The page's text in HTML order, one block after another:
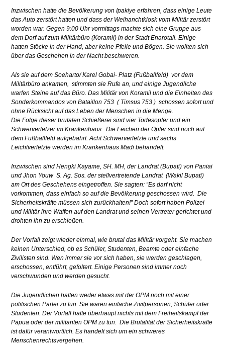
Inzwischen hatte die Bevölkerung von Ipakiye erfahren, dass einige Leute
das Auto zerstört hatten und dass der Weihanchtkiosk vom Militär zerstört
worden war. Gegen 9:00 Uhr vormittags machte sich eine Gruppe aus
dem Dorf auf zum Militärbüro (Koramil) in der Stadt Enarotali. Einige
hatten Stöcke in der Hand, aber keine Pfeile und Bögen. Sie wollten sich
über das Geschehen in der Nacht beschweren.
Als sie auf dem Soeharto/ Karel Gobai- Platz (Fußballfeld) vor dem
Militärbüro ankamen, stimmten sie Rufe an, und einige Jugendliche
warfen Steine auf das Büro. Das Militär von Koramil und die Einheiten des
Sonderkommandos von Bataillon 753 ( Timsus 753 ) schossen sofort und
ohne Rücksicht auf das Leben der Menschen in die Menge.
Die Folge dieser brutalen Schießerei sind vier Todesopfer und ein
Schwerverletzer im Krankenhaus . Die Leichen der Opfer sind noch auf
dem Fußballfeld aufgebahrt. Acht Schwerverletzte und sechs
Leichtverletzte werden im Krankenhaus Madi behandelt.
Inzwischen sind Hengki Kayame, SH. MH, der Landrat (Bupati) von Paniai
und Jhon Youw S. Ag. Sos. der stellvertretende Landrat (Wakil Bupati)
am Ort des Geschehens eingetroffen. Sie sagten: “Es darf nicht
vorkommen, dass einfach so auf die Bevölkerung geschossen wird. Die
Sicherheitskräfte müssen sich zurückhalten!” Doch sofort haben Polizei
und Militär ihre Waffen auf den Landrat und seinen Vertreter gerichtet und
drohten ihn zu erschießen.
Der Vorfall zeigt wieder einmal, wie brutal das Militär vorgeht. Sie machen
keinen Unterschied, ob es Schüler, Studenten, Beamte oder einfache
Zivilisten sind. Wen immer sie vor sich haben, sie werden geschlagen,
erschossen, entführt, gefoltert. Einige Personen sind immer noch
verschwunden und werden gesucht.
Die Jugendlichen hatten weder etwas mit der OPM noch mit einer
politischen Partei zu tun. Sie waren einfache Zivilpersonen, Schüler oder
Studenten. Der Vorfall hatte überhaupt nichts mit dem Freiheitskampf der
Papua oder der militanten OPM zu tun. Die Brutalität der Sicherheitskräfte
ist dafür verantwortlich. Es handelt sich um ein schweres
Menschenrechtsvergehen.